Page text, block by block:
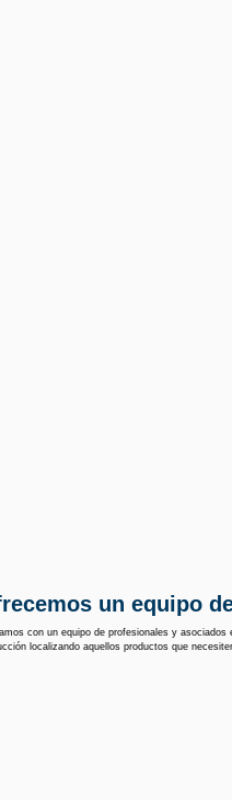
un equipo
con un equipo de profesionales y
localizando aquellos productos que